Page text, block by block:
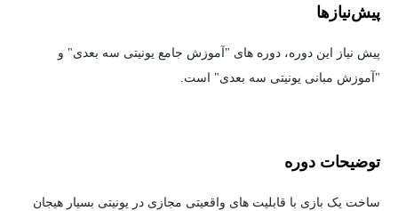
پیش‌نیاز‌ها
پیش نیاز این دوره، دوره های "آموزش جامع یونیتی سه بعدی" و
"آموزش مبانی یونیتی سه بعدی" است.
توضیحات دوره
ساخت یک بازی با قابلیت های واقعیتی مجازی در یونیتی بسیار هیجان